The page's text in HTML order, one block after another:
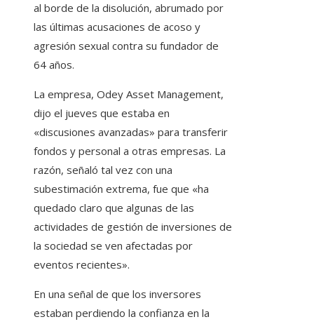
al borde de la disolución, abrumado por
las últimas acusaciones de acoso y
agresión sexual contra su fundador de
64 años.
La empresa, Odey Asset Management,
dijo el jueves que estaba en
«discusiones avanzadas» para transferir
fondos y personal a otras empresas. La
razón, señaló tal vez con una
subestimación extrema, fue que «ha
quedado claro que algunas de las
actividades de gestión de inversiones de
la sociedad se ven afectadas por
eventos recientes».
En una señal de que los inversores
estaban perdiendo la confianza en la